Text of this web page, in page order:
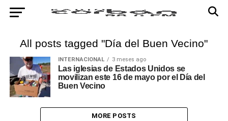
All posts tagged "Día del Buen Vecino"
INTERNACIONAL 3 meses ago
Las iglesias de Estados Unidos se
movilizan este 16 de mayo por el Día del
Buen Vecino
MORE POSTS